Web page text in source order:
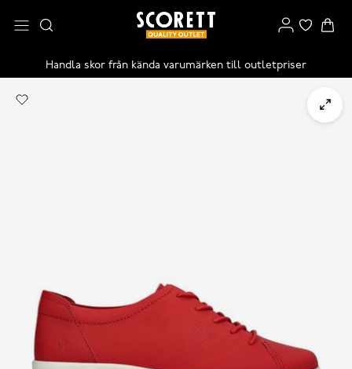
Handla skor från kända varumärken till outletpriser